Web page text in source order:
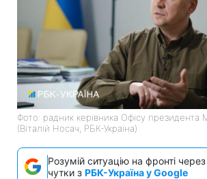
Фото: радник керівника Офісу
(Віталій Носач, РБК-Україна)
Розумій ситуацію на фронті
чутки з РБК-Україна у Google